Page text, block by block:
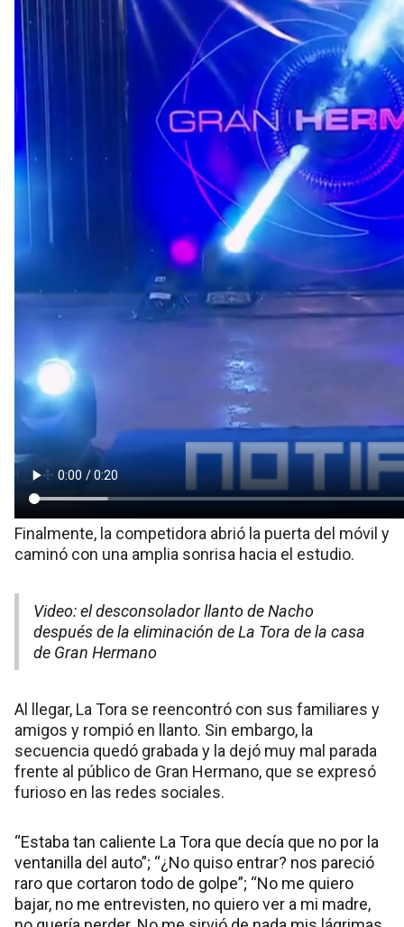
Finalmente, la competidora abrió la puerta del móvil y
caminó con una amplia sonrisa hacia el estudio.
Video: el desconsolador llanto de Nacho
después de la eliminación de La Tora de la casa
de Gran Hermano
Al llegar, La Tora se reencontró con sus familiares y
amigos y rompió en llanto. Sin embargo, la
secuencia quedó grabada y la dejó muy mal parada
frente al público de Gran Hermano, que se expresó
furioso en las redes sociales.
“Estaba tan caliente La Tora que decía que no por la
ventanilla del auto”; “¿No quiso entrar? nos pareció
raro que cortaron todo de golpe”; “No me quiero
bajar, no me entrevisten, no quiero ver a mi madre,